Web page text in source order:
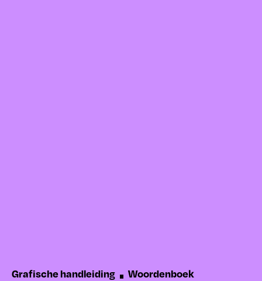
Grafische handleiding Woordenboek